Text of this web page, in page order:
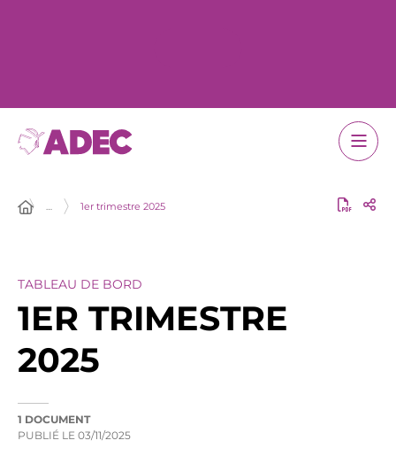
… 1er trimestre 2025
TABLEAU DE BORD
1ER TRIMESTRE
2025
1 DOCUMENT
PUBLIÉ LE 03/11/2025